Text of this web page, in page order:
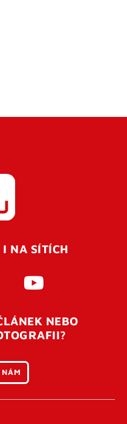
je potřeba
odeslání
ověří a můžete se
složku SPAM ve
I NA SÍTÍCH
NEBO